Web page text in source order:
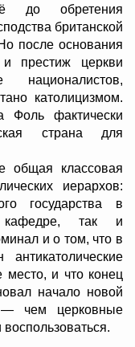
до обретения
британской
после основания
и престиж церкви
католицизмом.
Фоль фактически
страна для
общая классовая
иерархов:
государства в
кафедре, так и
и о том, что в
антикатолические
место, и что конец
начало новой
— чем церковные